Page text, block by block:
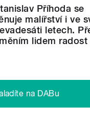
Příhoda se
malířství i ve
letech.
lidem radost
na DABu